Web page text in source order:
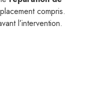
compris.
l’intervention.